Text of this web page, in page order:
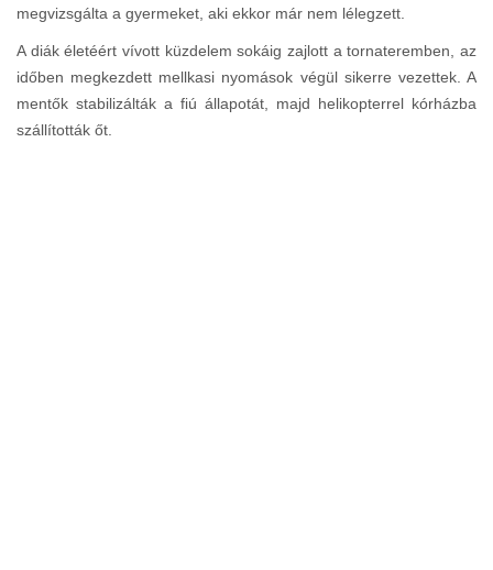
megvizsgálta a gyermeket, aki ekkor már nem lélegzett.
A diák életéért vívott küzdelem sokáig zajlott a tornateremben, az
időben megkezdett mellkasi nyomások végül sikerre vezettek. A
mentők stabilizálták a fiú állapotát, majd helikopterrel kórházba
szállították őt.